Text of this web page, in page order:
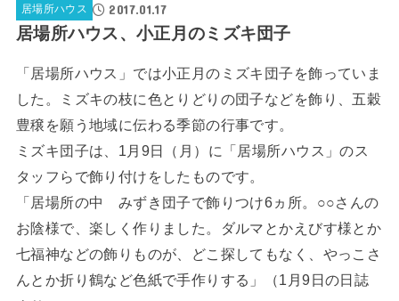
居場所ハウス 2017.01.17
居場所ハウス、小正月のミズキ団子
「居場所ハウス」では小正月のミズキ団子を飾っていま
した。ミズキの枝に色とりどりの団子などを飾り、五穀
豊穣を願う地域に伝わる季節の行事です。
ミズキ団子は、1月9日（月）に「居場所ハウス」のス
タッフらで飾り付けをしたものです。
「居場所の中 みずき団子で飾りつけ6ヵ所。○○さんの
お陰様で、楽しく作りました。ダルマとかえびす様とか
七福神などの飾りものが、どこ探してもなく、やっこさ
んとか折り鶴など色紙で手作りする」（1月9日の日誌